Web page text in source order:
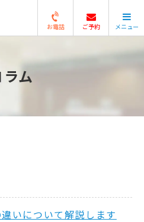
お電話 ご予約 メニュー
閉じる
ラム
いについて解説します